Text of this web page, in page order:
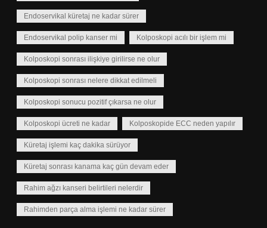
Endoservikal küretaj ne kadar sürer
Endoservikal polip kanser mi Kolposkopi acılı bir işlem mi
Kolposkopi sonrası ilişkiye girilirse ne olur
Kolposkopi sonrası nelere dikkat edilmeli
Kolposkopi sonucu pozitif çıkarsa ne olur
Kolposkopi ücreti ne kadar Kolposkopide ECC neden yapılır
Küretaj işlemi kaç dakika sürüyor
Küretaj sonrası kanama kaç gün devam eder
Rahim ağzı kanseri belirtileri nelerdir
Rahimden parça alma işlemi ne kadar sürer